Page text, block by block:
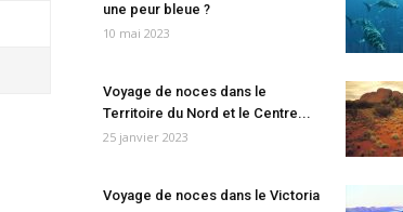
une peur bleue ?
10 mai 2023
Voyage de noces dans le
Territoire du Nord et le Centre...
25 janvier 2023
Voyage de noces dans le Victoria